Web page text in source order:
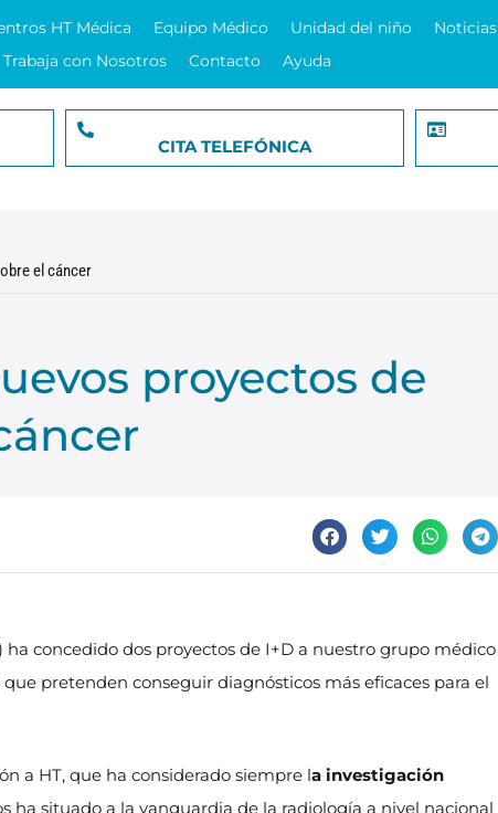
HT Médica Equipo Médico Unidad del niño Noticias
Trabaja con Nosotros
Contacto Ayuda
CITA TELEFÓNICA
el cáncer
proyectos de
concedido dos proyectos de I+D a nuestro grupo médico
pretenden conseguir diagnósticos más eficaces para el
a HT, que ha considerado siempre la investigación
ha situado a la vanguardia de la radiología a nivel nacional